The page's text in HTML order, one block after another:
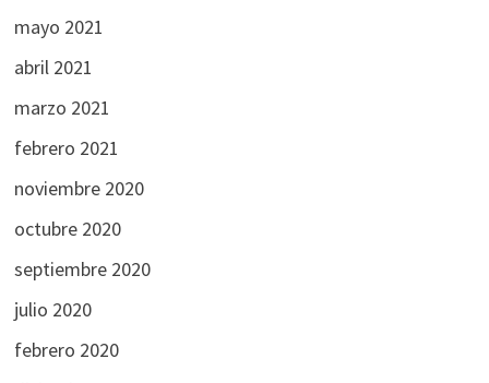
mayo 2021
abril 2021
marzo 2021
febrero 2021
noviembre 2020
octubre 2020
septiembre 2020
julio 2020
febrero 2020